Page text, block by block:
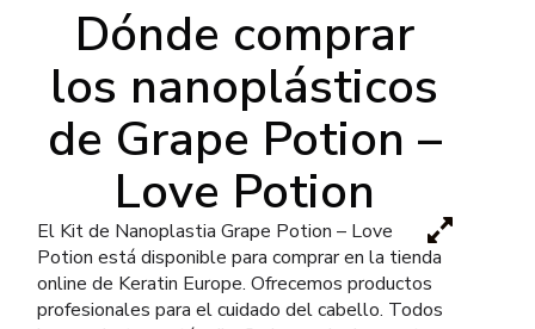
Dónde comprar
los nanoplásticos
de Grape Potion –
Love Potion
El Kit de Nanoplastia Grape Potion – Love
Potion está disponible para comprar en la tienda
online de Keratin Europe. Ofrecemos productos
profesionales para el cuidado del cabello. Todos